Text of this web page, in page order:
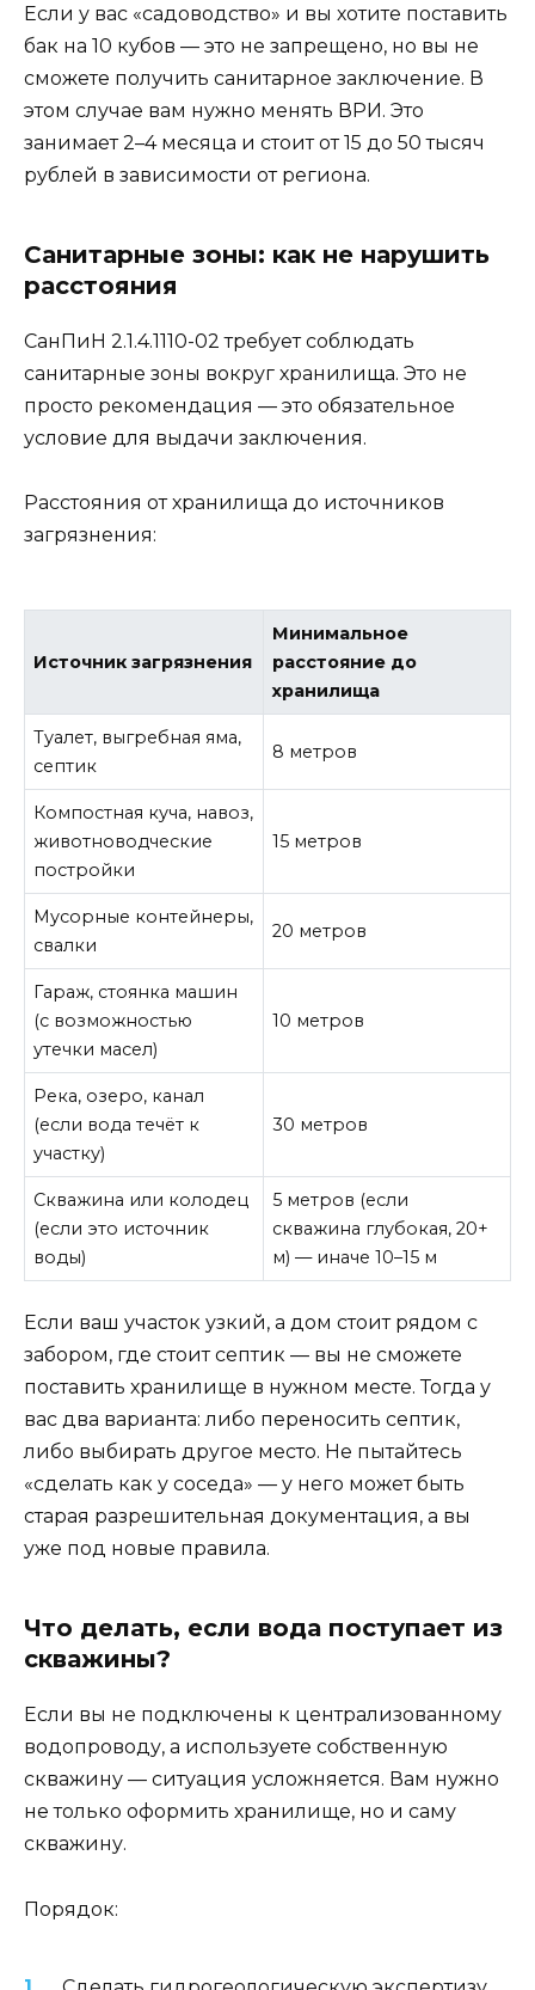
Если у вас «садоводство» и вы хотите поставить
бак на 10 кубов — это не запрещено, но вы не
сможете получить санитарное заключение. В
этом случае вам нужно менять ВРИ. Это
занимает 2–4 месяца и стоит от 15 до 50 тысяч
рублей в зависимости от региона.
Санитарные зоны: как не нарушить
расстояния
СанПиН 2.1.4.1110-02 требует соблюдать
санитарные зоны вокруг хранилища. Это не
просто рекомендация — это обязательное
условие для выдачи заключения.
Расстояния от хранилища до источников
загрязнения:
Источник загрязнения
Минимальное
расстояние до
хранилища
Туалет, выгребная яма,
септик
8 метров
Компостная куча, навоз,
животноводческие
постройки
15 метров
Мусорные контейнеры,
свалки
20 метров
Гараж, стоянка машин
(с возможностью
утечки масел)
10 метров
Река, озеро, канал
(если вода течёт к
участку)
30 метров
Скважина или колодец
(если это источник
воды)
5 метров (если
скважина глубокая, 20+
м) — иначе 10–15 м
Если ваш участок узкий, а дом стоит рядом с
забором, где стоит септик — вы не сможете
поставить хранилище в нужном месте. Тогда у
вас два варианта: либо переносить септик,
либо выбирать другое место. Не пытайтесь
«сделать как у соседа» — у него может быть
старая разрешительная документация, а вы
уже под новые правила.
Что делать, если вода поступает из
скважины?
Если вы не подключены к централизованному
водопроводу, а используете собственную
скважину — ситуация усложняется. Вам нужно
не только оформить хранилище, но и саму
скважину.
Порядок: